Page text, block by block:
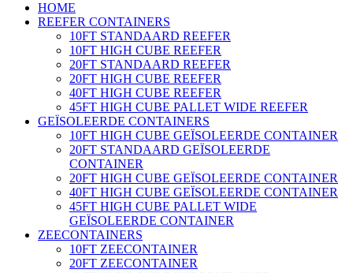
HOME
REEFER CONTAINERS
10FT STANDAARD REEFER
10FT HIGH CUBE REEFER
20FT STANDAARD REEFER
20FT HIGH CUBE REEFER
40FT HIGH CUBE REEFER
45FT HIGH CUBE PALLET WIDE REEFER
GEÏSOLEERDE CONTAINERS
10FT HIGH CUBE GEÏSOLEERDE CONTAINER
20FT STANDAARD GEÏSOLEERDE
CONTAINER
20FT HIGH CUBE GEÏSOLEERDE CONTAINER
40FT HIGH CUBE GEÏSOLEERDE CONTAINER
45FT HIGH CUBE PALLET WIDE
GEÏSOLEERDE CONTAINER
ZEECONTAINERS
10FT ZEECONTAINER
20FT ZEECONTAINER